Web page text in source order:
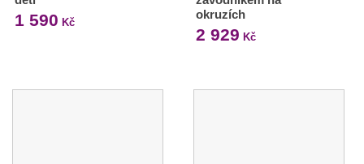
1 590 Kč
okruzích
2 929 Kč